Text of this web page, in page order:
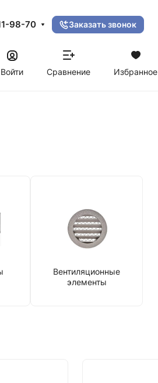
98-70 Заказать звонок
Войти
Сравнение Избранное
Вентиляционные
элементы